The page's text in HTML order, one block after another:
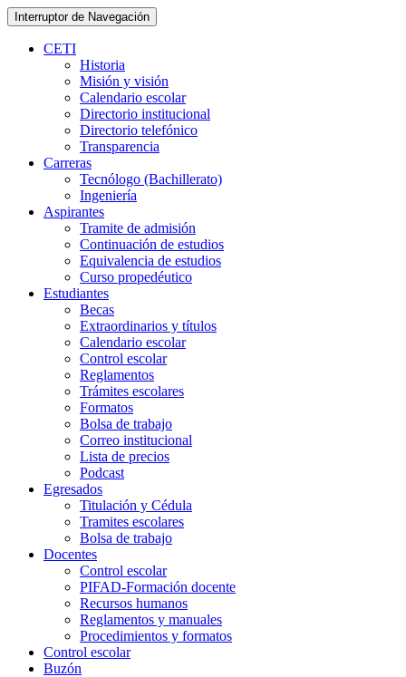
Interruptor de Navegación
CETI
Historia
Misión y visión
Calendario escolar
Directorio institucional
Directorio telefónico
Transparencia
Carreras
Tecnólogo (Bachillerato)
Ingeniería
Aspirantes
Tramite de admisión
Continuación de estudios
Equivalencia de estudios
Curso propedéutico
Estudiantes
Becas
Extraordinarios y títulos
Calendario escolar
Control escolar
Reglamentos
Trámites escolares
Formatos
Bolsa de trabajo
Correo institucional
Lista de precios
Podcast
Egresados
Titulación y Cédula
Tramites escolares
Bolsa de trabajo
Docentes
Control escolar
PIFAD-Formación docente
Recursos humanos
Reglamentos y manuales
Procedimientos y formatos
Control escolar
Buzón